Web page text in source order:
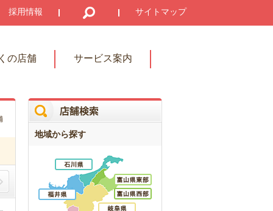
採用情報 サイトマップ
の店舗 サービス案内
地域から探す